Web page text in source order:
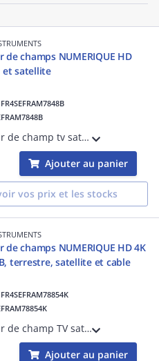
de champs NUMERIQUE HD
satellite
FR4SEFRAM7848B
Mesureur de champ tv satellite et terrestre. Entrée vidéo, compatible HD. Ecran tactile. Mesures pour HEVC.Interface USB. Affichage programmes TV HD gratuits.Bande passante 5-2400MHz avec Wide-band intégré. Analyse spectrale ultra rapide.
Ajouter au panier
vos prix et les stocks
de champs NUMERIQUE HD 4K
terrestre, satellite et cable
FR4SEFRAM78854K
Mesureur de champ TV satelitte, cable, terrestre. Affichage TV HDR 4K. Ecran tactile 10'. Interface Ethernet/USB. Wifi/HDMI.fonct. LTE. Multistream. Module CAM pour TV payantes Mesures DAB, GPS.Analyse spectrale(FFT) haute résolution.
Ajouter au panier